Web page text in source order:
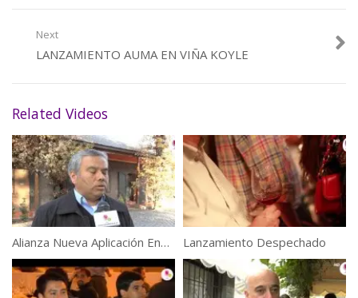
Next
LANZAMIENTO AUMA EN VIÑA KOYLE
Related Videos
Alianza Nueva Aplicación Enoturismo Lanzamiento Despechado